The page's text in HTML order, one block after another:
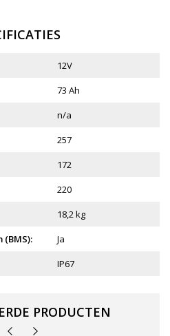
12V
73 Ah
n/a
257
172
220
18,2 kg
(BMS):
Ja
IP67
PRODUCTEN